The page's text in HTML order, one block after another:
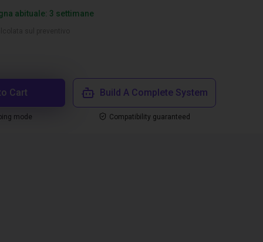
abituale: 3 settimane
Cart
mode
Build A Complete System
Compatibility guaranteed